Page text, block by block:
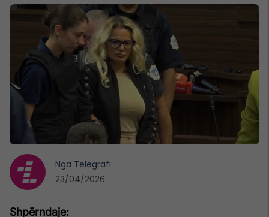
Nga Telegrafi
23/04/2026